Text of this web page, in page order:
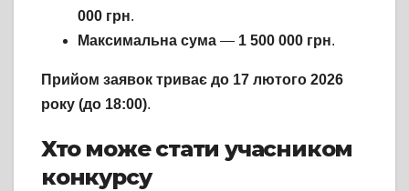
000 грн.
Максимальна сума — 1 500 000 грн.
Прийом заявок триває до 17 лютого 2026
року (до 18:00).
Хто може стати учасником
конкурсу